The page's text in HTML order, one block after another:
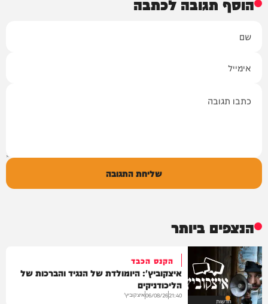
שליחת התגובה
הנצפים ביותר
חדשות
הקנס הכבד
איצקוביץ': היומולדת של הנגיד והברכות של
הליכודניקים
21:40
06/08/26איצקוביץ'